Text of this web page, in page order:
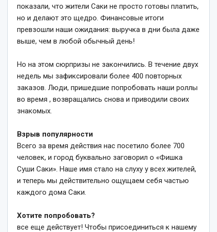
показали, что жители Саки не просто готовы платить,
но и делают это щедро. Финансовые итоги
превзошли наши ожидания: выручка в дни была даже
выше, чем в любой обычный день!
Но на этом сюрпризы не закончились. В течение двух
недель мы зафиксировали более 400 повторных
заказов. Люди, пришедшие попробовать наши роллы
во время , возвращались снова и приводили своих
знакомых.
Взрыв популярности
Всего за время действия нас посетило более 700
человек, и город буквально заговорил о «Фишка
Суши Саки». Наше имя стало на слуху у всех жителей,
и теперь мы действительно ощущаем себя частью
каждого дома Саки.
Хотите попробовать?
все еще действует! Чтобы присоединиться к нашему